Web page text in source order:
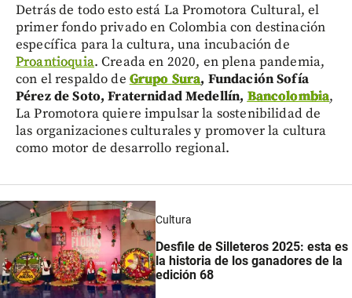
Detrás de todo esto está La Promotora Cultural, el
primer fondo privado en Colombia con destinación
específica para la cultura, una incubación de
Proantioquia. Creada en 2020, en plena pandemia,
con el respaldo de Grupo Sura, Fundación Sofía
Pérez de Soto, Fraternidad Medellín, Bancolombia,
La Promotora quiere impulsar la sostenibilidad de
las organizaciones culturales y promover la cultura
como motor de desarrollo regional.
Cultura
Desfile de Silleteros 2025: esta es
la historia de los ganadores de la
edición 68